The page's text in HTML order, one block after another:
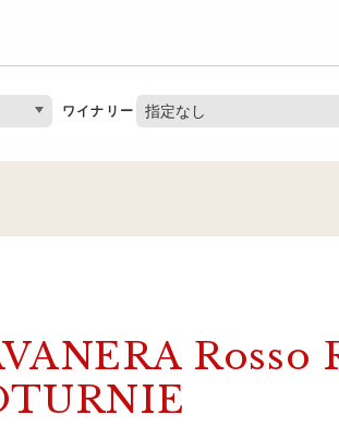
ワイナリー 指定なし
Rosso